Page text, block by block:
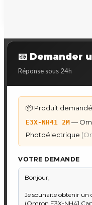
📧 Demander
Réponse sous 24h
📦 Produit
E3X-NH41 2M —
Photoélectrique
VOTRE DEMANDE
Back to Top
DÉPANNAGE
Dépannage
Dépannage
Dépannage ABB
IHM & PUPITRES